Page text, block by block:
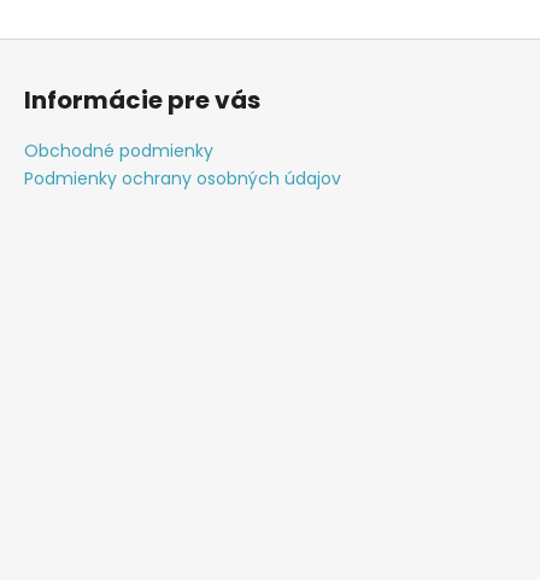
Z
Informácie pre vás
Obchodné podmienky
Podmienky ochrany osobných údajov